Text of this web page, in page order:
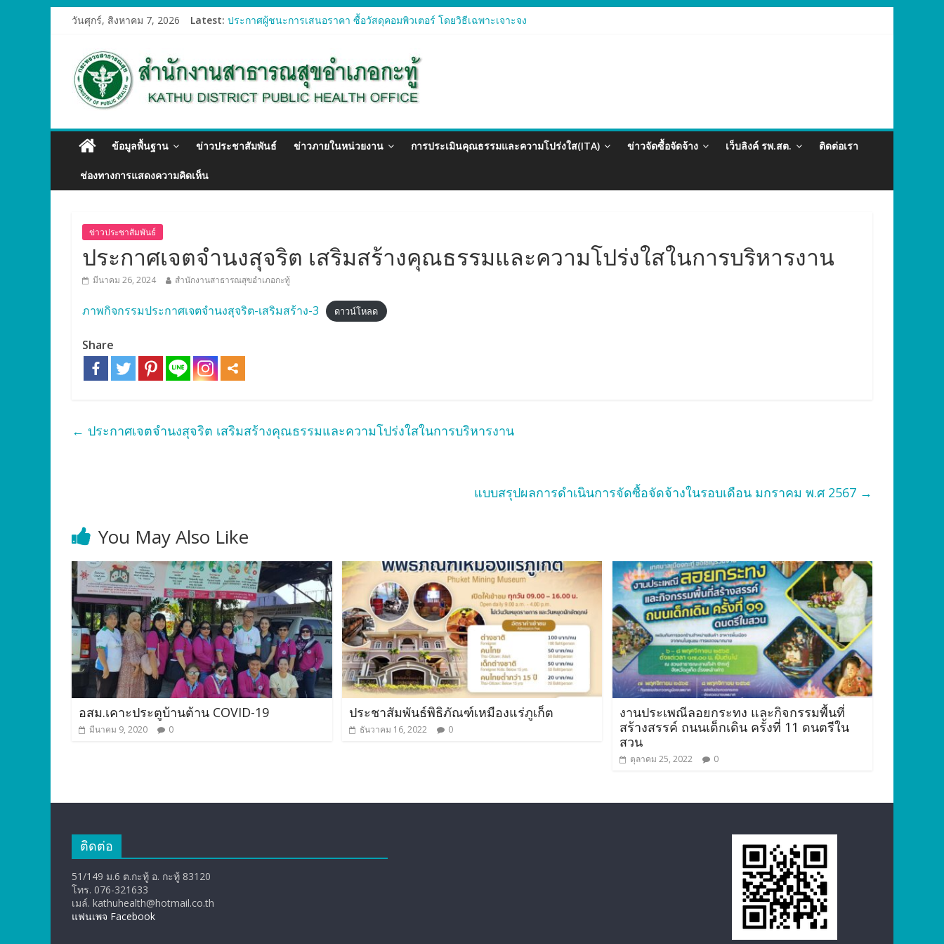
วันศุกร์, สิงหาคม 7, 2026 Latest: ประกาศผู้ชนะการเสนอราคา ซื้อวัสดุคอมพิวเตอร์ โดยวิธีเฉพาะเจาะจง
ประกาศผู้ชนะการเสนอรา ซื้อวัสดุงานบ้านงานครัว โดยวิธีเฉพาะเจาะจง
ประกาศผู้ชนะการเสนอราคา ซื้อวัสดุสำนักงาน โดยวิธีเฉพาะเจาะจง
ข้อมูลพื้นฐาน ข่าวประชาสัมพันธ์ ข่าวภายในหน่วยงาน การประเมินคุณธรรมและความโปร่งใส(ITA) ข่าวจัดซื้อจัดจ้าง เว็บลิงค์ รพ.สต. ติดต่อเรา
ช่องทางการแสดงความคิดเห็น
ข่าวประชาสัมพันธ์
ประกาศเจตจำนงสุจริต เสริมสร้างคุณธรรมและความโปร่งใสในการบริหารงาน
มีนาคม 26, 2024 สำนักงานสาธารณสุขอำเภอกะทู้
ภาพกิจกรรมประกาศเจตจำนงสุจริต-เสริมสร้าง-3 ดาวน์โหลด
Share
← ประกาศเจตจำนงสุจริต เสริมสร้างคุณธรรมและความโปร่งใสในการบริหารงาน
แบบสรุปผลการดำเนินการจัดซื้อจัดจ้างในรอบเดือน มกราคม พ.ศ 2567 →
You May Also Like
อสม.เคาะประตูบ้านต้าน COVID-19
มีนาคม 9, 2020 0
ประชาสัมพันธ์พิธิภัณฑ์เหมืองแร่ภูเก็ต
ธันวาคม 16, 2022 0
งานประเพณีลอยกระทง และกิจกรรมพื้นที่
สร้างสรรค์ ถนนเด็กเดิน ครั้งที่ 11 ดนตรีใน
สวน
ตุลาคม 25, 2022 0
ติดต่อ
51/149 ม.6 ต.กะทู้ อ. กะทู้ 83120
โทร. 076-321633
เมล์. kathuhealth@hotmail.co.th
แฟนเพจ Facebook